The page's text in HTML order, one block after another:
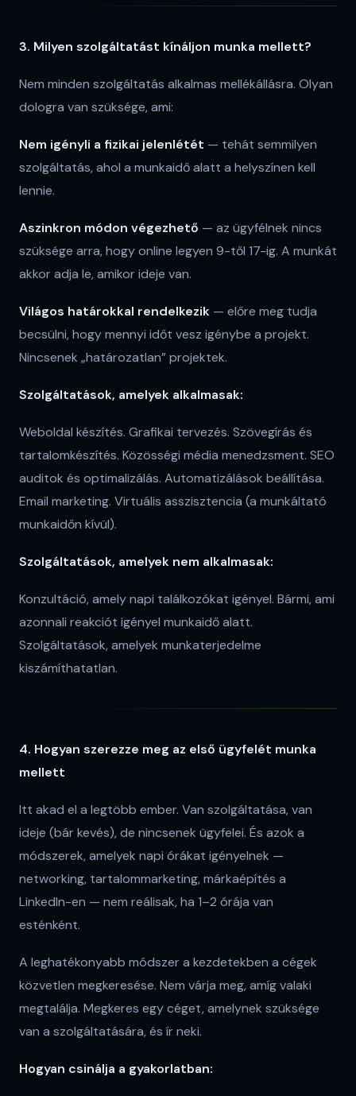
3. Milyen szolgáltatást kínáljon munka mellett?
Nem minden szolgáltatás alkalmas mellékállásra. Olyan
dologra van szüksége, ami:
Nem igényli a fizikai jelenlétét — tehát semmilyen
szolgáltatás, ahol a munkaidő alatt a helyszínen kell
lennie.
Aszinkron módon végezhető — az ügyfélnek nincs
szüksége arra, hogy online legyen 9-től 17-ig. A munkát
akkor adja le, amikor ideje van.
Világos határokkal rendelkezik — előre meg tudja
becsülni, hogy mennyi időt vesz igénybe a projekt.
Nincsenek „határozatlan” projektek.
Szolgáltatások, amelyek alkalmasak:
Weboldal készítés. Grafikai tervezés. Szövegírás és
tartalomkészítés. Közösségi média menedzsment. SEO
auditok és optimalizálás. Automatizálások beállítása.
Email marketing. Virtuális asszisztencia (a munkáltató
munkaidőn kívül).
Szolgáltatások, amelyek nem alkalmasak:
Konzultáció, amely napi találkozókat igényel. Bármi, ami
azonnali reakciót igényel munkaidő alatt.
Szolgáltatások, amelyek munkaterjedelme
kiszámíthatatlan.
4. Hogyan szerezze meg az első ügyfelét munka
mellett
Itt akad el a legtöbb ember. Van szolgáltatása, van
ideje (bár kevés), de nincsenek ügyfelei. És azok a
módszerek, amelyek napi órákat igényelnek —
networking, tartalommarketing, márkaépítés a
LinkedIn-en — nem reálisak, ha 1–2 órája van
esténként.
A leghatékonyabb módszer a kezdetekben a cégek
közvetlen megkeresése. Nem várja meg, amíg valaki
megtalálja. Megkeres egy céget, amelynek szüksége
van a szolgáltatására, és ír neki.
Hogyan csinálja a gyakorlatban: